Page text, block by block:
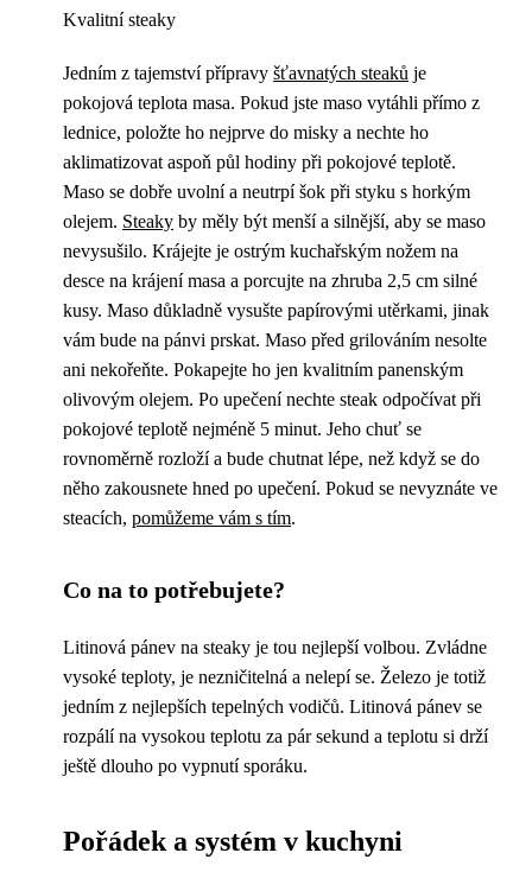
Kvalitní steaky
Jedním z tajemství přípravy šťavnatých steaků je
pokojová teplota masa. Pokud jste maso vytáhli přímo z
lednice, položte ho nejprve do misky a nechte ho
aklimatizovat aspoň půl hodiny při pokojové teplotě.
Maso se dobře uvolní a neutrpí šok při styku s horkým
olejem. Steaky by měly být menší a silnější, aby se maso
nevysušilo. Krájejte je ostrým kuchařským nožem na
desce na krájení masa a porcujte na zhruba 2,5 cm silné
kusy. Maso důkladně vysušte papírovými utěrkami, jinak
vám bude na pánvi prskat. Maso před grilováním nesolte
ani nekořeňte. Pokapejte ho jen kvalitním panenským
olivovým olejem. Po upečení nechte steak odpočívat při
pokojové teplotě nejméně 5 minut. Jeho chuť se
rovnoměrně rozloží a bude chutnat lépe, než když se do
něho zakousnete hned po upečení. Pokud se nevyznáte ve
steacích, pomůžeme vám s tím.
Co na to potřebujete?
Litinová pánev na steaky je tou nejlepší volbou. Zvládne
vysoké teploty, je nezničitelná a nelepí se. Železo je totiž
jedním z nejlepších tepelných vodičů. Litinová pánev se
rozpálí na vysokou teplotu za pár sekund a teplotu si drží
ještě dlouho po vypnutí sporáku.
Pořádek a systém v kuchyni